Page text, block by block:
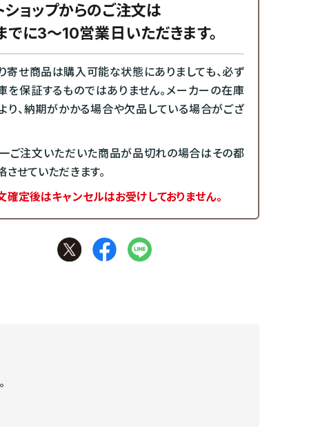
ショップからのご注文は
でに3～10営業日いただきます。
寄せ商品は購入可能な状態にありましても、必ず
を保証するものではありません。メーカーの在庫
り、納期がかかる場合や欠品している場合がござ
ご注文いただいた商品が品切れの場合はその都
させていただきます。
定後はキャンセルはお受けしておりません。